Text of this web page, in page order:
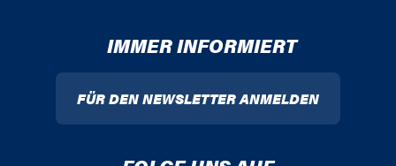
IMMER INFORMIERT
FÜR DEN NEWSLETTER ANMELDEN